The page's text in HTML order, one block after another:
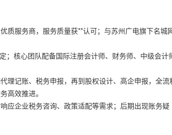
质服务商，服务质量获**认可；与苏州广电旗下名城
；核心团队配备国际注册会计师、财务师、中级会计
理记账、税务申报，再到股权设计、高企申报，全流
高效推进。
应企业税务咨询、政策适配等需求；后期出现账务疑